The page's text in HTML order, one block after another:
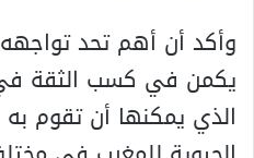
وأكد أن أهم تحد تواجهه
يكمن في كسب الثقة
الذي يمكنها أن تقوم به